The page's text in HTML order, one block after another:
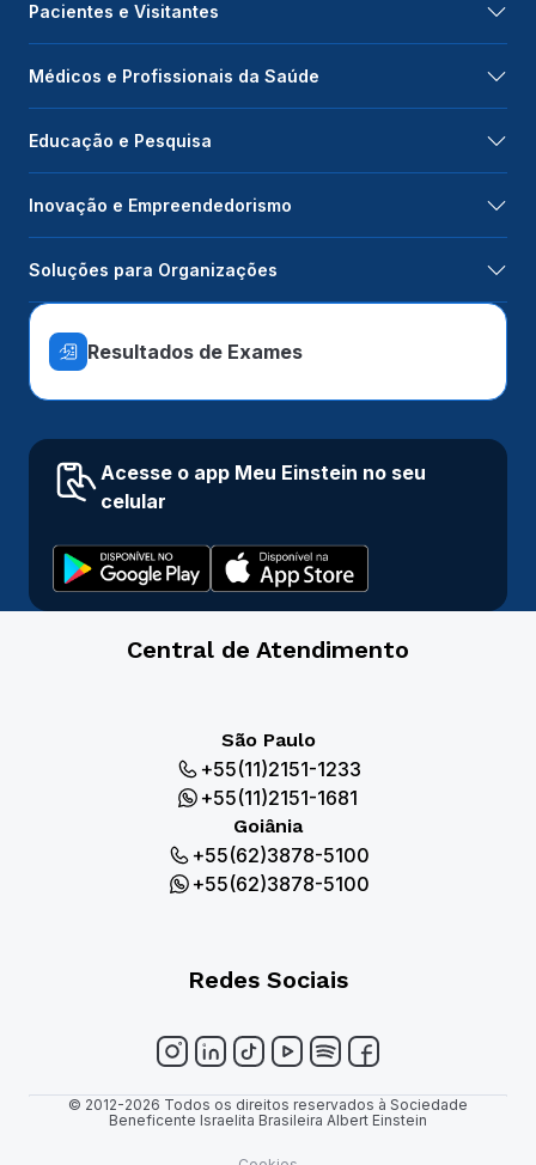
Pacientes e Visitantes
Médicos e Profissionais da Saúde
Educação e Pesquisa
Inovação e Empreendedorismo
Soluções para Organizações
Resultados de Exames
Acesse o app Meu Einstein no seu
celular
Central de Atendimento
São Paulo
+55(11)2151-1233
+55(11)2151-1681
Goiânia
+55(62)3878-5100
+55(62)3878-5100
Redes Sociais
© 2012-2026 Todos os direitos reservados à Sociedade
Beneficente Israelita Brasileira Albert Einstein